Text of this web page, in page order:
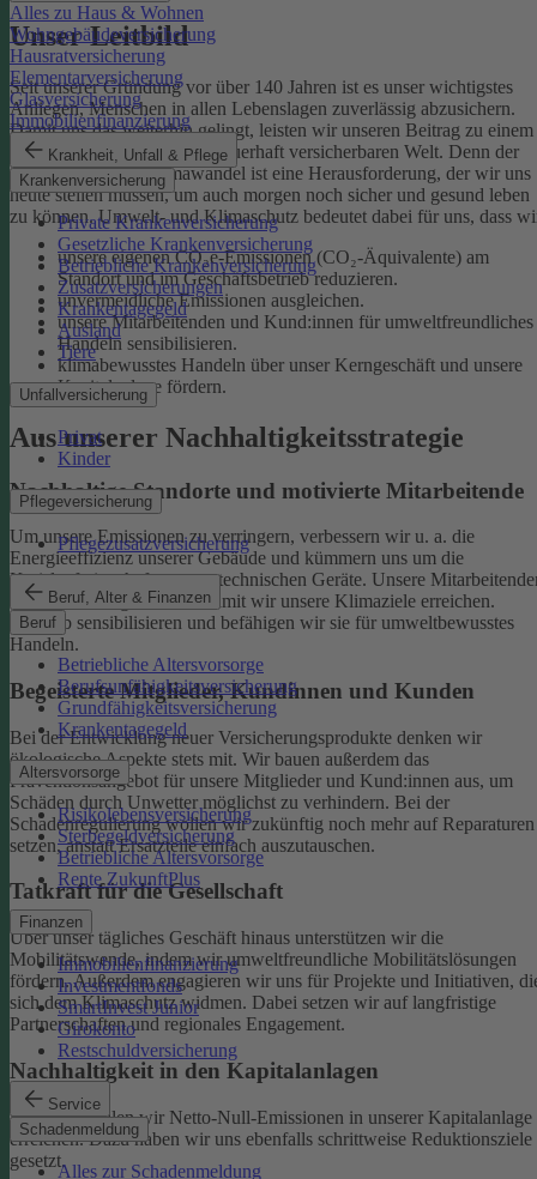
Alles zu Haus & Wohnen
Wohngebäudeversicherung
Hausratversicherung
Elementarversicherung
Glasversicherung
Immobilienfinanzierung
Krankheit, Unfall & Pflege
Krankenversicherung
Private Krankenversicherung
Gesetzliche Krankenversicherung
Betriebliche Krankenversicherung
Zusatzversicherungen
Krankentagegeld
Ausland
Tiere
Unfallversicherung
Privat
Kinder
Pflegeversicherung
Pflegezusatzversicherung
Beruf, Alter & Finanzen
Beruf
Betriebliche Altersvorsorge
Berufsunfähigkeitsversicherung
Grundfähigkeitsversicherung
Krankentagegeld
Altersvorsorge
Risikolebensversicherung
Sterbegeldversicherung
Betriebliche Altersvorsorge
Rente ZukunftPlus
Finanzen
Immobilienfinanzierung
Investmentfonds
SmartInvest Junior
Girokonto
Restschuldversicherung
Service
Schadenmeldung
Alles zur Schadenmeldung
Unser Leitbild
Seit unserer Gründung vor über 140 Jahren ist es unser wichtigstes
Anliegen, Menschen in allen Lebenslagen zuverlässig abzusichern.
Damit uns das weiterhin gelingt, leisten wir unseren Beitrag zu einem
gesunden Klima und einer dauerhaft versicherbaren Welt. Denn der
menschgemachte Klimawandel ist eine Herausforderung, der wir uns
heute stellen müssen, um auch morgen noch sicher und gesund leben
zu können.Umwelt- und Klimaschutz bedeutet dabei für uns, dass
unsere eigenen CO₂e-Emissionen (CO₂-Äquivalente) am
Standort und im Geschäftsbetrieb reduzieren.
unvermeidliche Emissionen ausgleichen.
unsere Mitarbeitenden und Kund:innen für umweltfreundliches
Handeln sensibilisieren.
klimabewusstes Handeln über unser Kerngeschäft und unsere
Kapitalanlage fördern.
Aus unserer Nachhaltigkeitsstrategie
Nachhaltige Standorte und motivierte Mitarbeitende
Um unsere Emissionen zu verringern, verbessern wir u. a. die
Energieeffizienz unserer Gebäude und kümmern uns um die
Kreislaufwirtschaft unserer technischen Geräte. Unsere
sind ein wichtiger Hebel, damit wir unsere Klimaziele erreichen.
Deshalb sensibilisieren und befähigen wir sie für umweltbewusstes
Handeln.
Begeisterte Mitglieder, Kundinnen und Kunden
Bei der Entwicklung neuer Versicherungsprodukte denken wir
ökologische Aspekte stets mit. Wir bauen außerdem das
Präventionsangebot für unsere Mitglieder und Kund:innen aus, um
Schäden durch Unwetter möglichst zu verhindern. Bei der
Schadenregulierung wollen wir zukünftig noch mehr auf Reparaturen
setzen, anstatt Ersatzteile einfach auszutauschen.
Tatkraft für die Gesellschaft
Über unser tägliches Geschäft hinaus unterstützen wir die
Mobilitätswende, indem wir umweltfreundliche Mobilitätslösungen
fördern. Außerdem engagieren wir uns für Projekte und Initiativen,
sich dem Klimaschutz widmen. Dabei setzen wir auf langfristige
Partnerschaften und regionales Engagement.
Nachhaltigkeit in den Kapitalanlagen
Bis 2050 wollen wir Netto-Null-Emissionen in unserer Kapitalanlage
erreichen. Dazu haben wir uns ebenfalls schrittweise Reduktionsziele
gesetzt.